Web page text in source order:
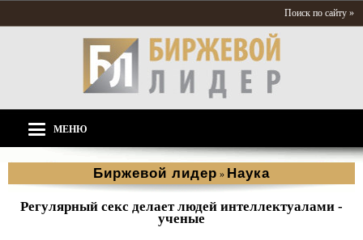
Поиск по сайту »
МЕНЮ
Биржевой лидер » Наука
Регулярный секс делает людей интеллектуалами -
ученые